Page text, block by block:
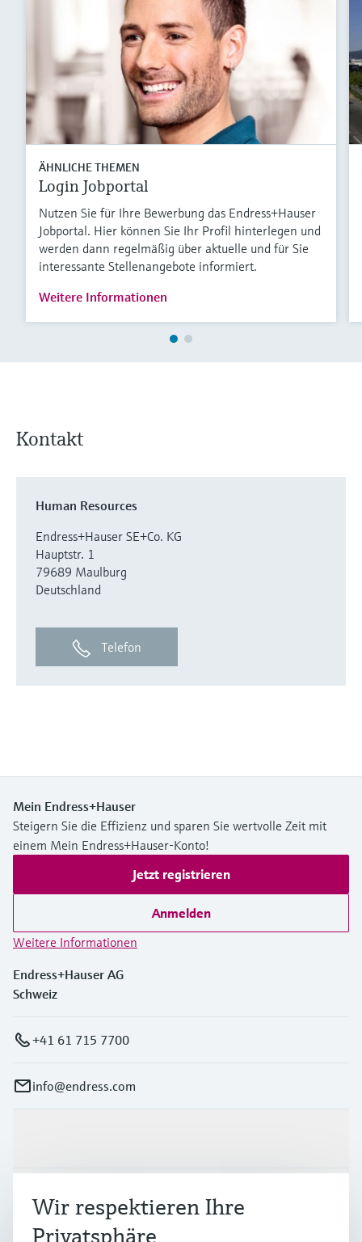
ÄHNLICHE THEMEN
Login Jobportal
Nutzen Sie für Ihre Bewerbung das Endress+Hauser
Jobportal. Hier können Sie Ihr Profil hinterlegen und
werden dann regelmäßig über aktuelle und für Sie
interessante Stellenangebote informiert.
Weitere Informationen
Kontakt
Human Resources
Endress+Hauser SE+Co. KG
Hauptstr. 1
79689 Maulburg
Deutschland
Telefon
Mein Endress+Hauser
Steigern Sie die Effizienz und sparen Sie wertvolle Zeit mit
einem Mein Endress+Hauser-Konto!
Jetzt registrieren
Anmelden
Weitere Informationen
Endress+Hauser AG
Schweiz
+41 61 715 7700
info@endress.com
Branchen
Wir respektieren Ihre
Privatsphäre